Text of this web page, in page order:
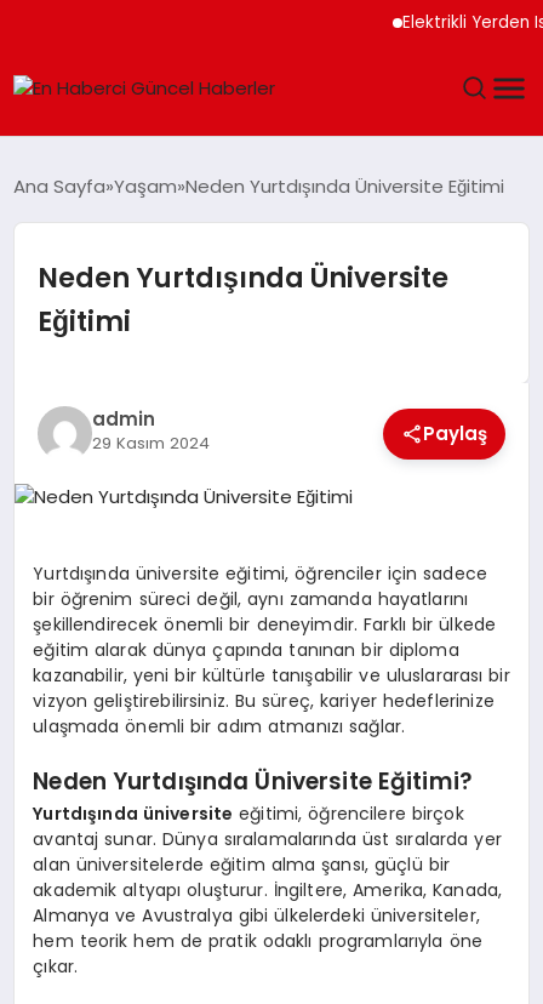
Elektrikli Yerden
SPOR
SAĞLIK
MAGAZIN
EĞITIM
SIYASET
Ana Sayfa Yaşam Neden Yurtdışında Üniversite Eğitimi
Neden Yurtdışında Üniversite
Eğitimi
admin
29 Kasım 2024 Paylaş
Yurtdışında üniversite eğitimi, öğrenciler için sadece
bir öğrenim süreci değil, aynı zamanda hayatlarını
şekillendirecek önemli bir deneyimdir. Farklı bir ülkede
eğitim alarak dünya çapında tanınan bir diploma
kazanabilir, yeni bir kültürle tanışabilir ve uluslararası bir
vizyon geliştirebilirsiniz. Bu süreç, kariyer hedeflerinize
ulaşmada önemli bir adım atmanızı sağlar.
Neden Yurtdışında Üniversite Eğitimi?
Yurtdışında üniversite eğitimi, öğrencilere birçok
avantaj sunar. Dünya sıralamalarında üst sıralarda yer
alan üniversitelerde eğitim alma şansı, güçlü bir
akademik altyapı oluşturur. İngiltere, Amerika, Kanada,
Almanya ve Avustralya gibi ülkelerdeki üniversiteler,
hem teorik hem de pratik odaklı programlarıyla öne
çıkar.